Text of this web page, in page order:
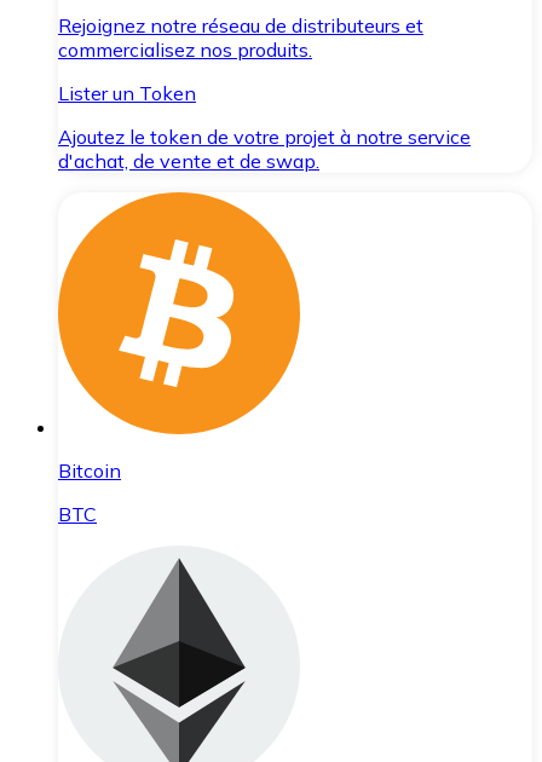
Rejoignez notre réseau de distributeurs et
commercialisez nos produits.
Lister un Token
Ajoutez le token de votre projet à notre service
d'achat, de vente et de swap.
Bitcoin
BTC